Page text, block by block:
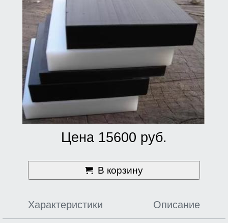
Цена 15600 руб.
В корзину
Характеристики Описание